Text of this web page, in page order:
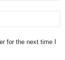
for the next time I